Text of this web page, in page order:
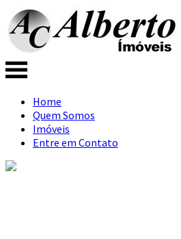
Home
Quem Somos
Imóveis
Entre em Contato